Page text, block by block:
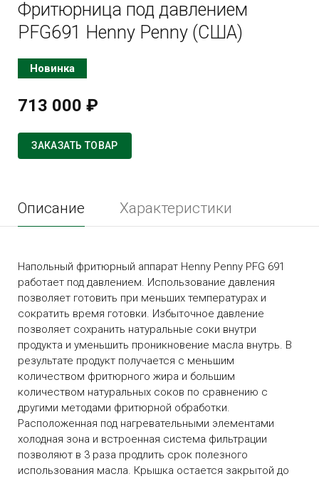
Фритюрница под давлением
PFG691 Henny Penny (США)
Новинка
713 000 ₽
ЗАКАЗАТЬ ТОВАР
Описание Характеристики
Напольный фритюрный аппарат Henny Penny PFG 691
работает под давлением. Использование давления
позволяет готовить при меньших температурах и
сократить время готовки. Избыточное давление
позволяет сохранить натуральные соки внутри
продукта и уменьшить проникновение масла внутрь. В
результате продукт получается с меньшим
количеством фритюрного жира и большим
количеством натуральных соков по сравнению с
другими методами фритюрной обработки.
Расположенная под нагревательными элементами
холодная зона и встроенная система фильтрации
позволяют в 3 раза продлить срок полезного
использования масла. Крышка остается закрытой до